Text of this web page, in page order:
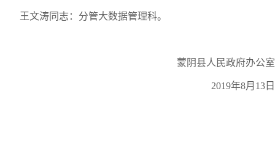
王文涛同志：分管大数据管理科。
蒙阴县人民政府办公室
2019年8月13日